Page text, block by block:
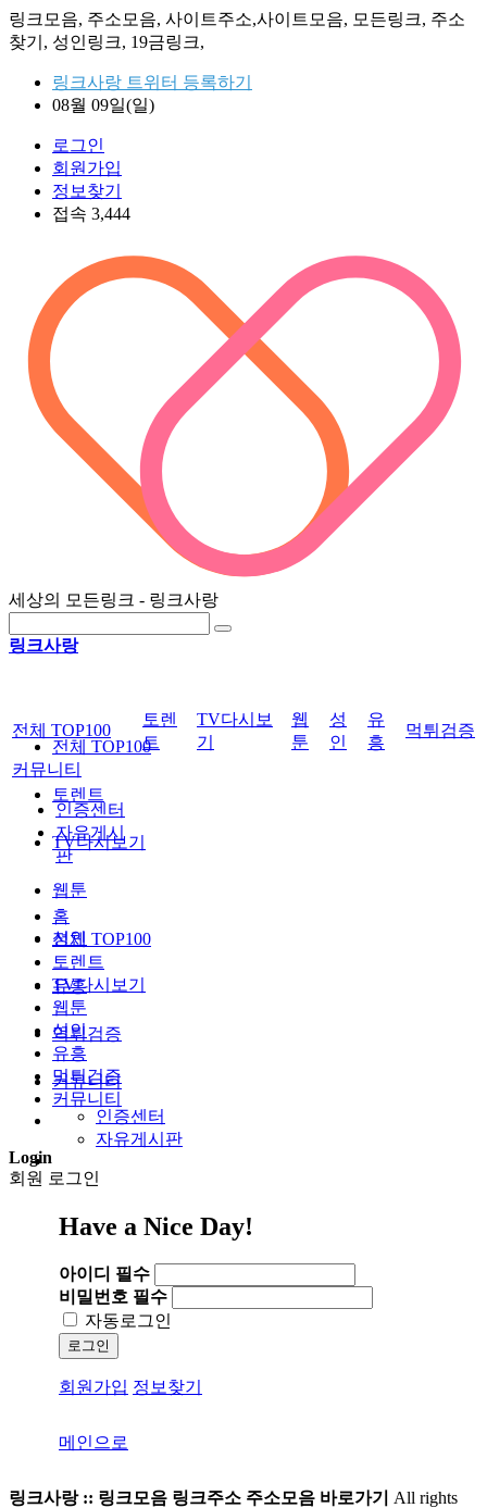
링크모음, 주소모음, 사이트주소,사이트모음, 모든링크, 주소
찾기, 성인링크, 19금링크,
링크사랑 트위터 등록하기
08월 09일(일)
로그인
회원가입
정보찾기
접속 3,444
세상의 모든링크 - 링크사랑
링크사랑
전체 TOP100
토렌트
TV다시보기
웹툰
성인
유흥
먹튀검증
커뮤니티
인증센터
자유게시판
전체 TOP100
토렌
트
TV다시보
기
웹
툰
성
인
유
흥
먹튀검증
커뮤니티
인증센터
자유게시
판
홈
전체 TOP100
토렌트
TV다시보기
웹툰
성인
유흥
먹튀검증
커뮤니티
Login
회원 로그인
Have a Nice Day!
아이디 필수
비밀번호 필수
자동로그인
로그인
회원가입 정보찾기
메인으로
링크사랑 :: 링크모음 링크주소 주소모음 바로가기 All rights